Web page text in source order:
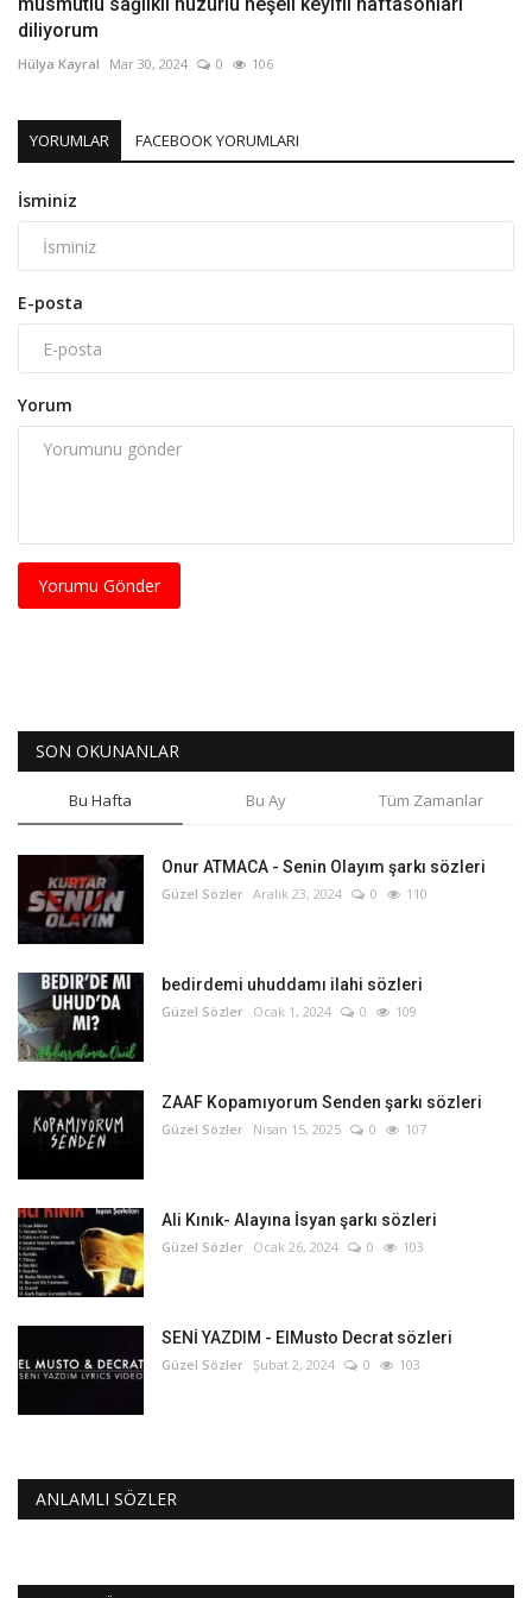
musmutlu sağlıklı huzurlu neşeli keyifli haftasonları
diliyorum
Hülya Kayral Mar 30, 2024 0 106
YORUMLAR FACEBOOK YORUMLARI
İsminiz
E-posta
Yorum
Yorumu Gönder
SON OKUNANLAR
Bu Hafta Bu Ay Tüm Zamanlar
Onur ATMACA - Senin Olayım şarkı sözleri
Güzel Sözler Aralık 23, 2024 0 110
bedirdemi uhuddamı ilahi sözleri
Güzel Sözler Ocak 1, 2024 0 109
ZAAF Kopamıyorum Senden şarkı sözleri
Güzel Sözler Nisan 15, 2025 0 107
Ali Kınık- Alayına İsyan şarkı sözleri
Güzel Sözler Ocak 26, 2024 0 103
SENİ YAZDIM - ElMusto Decrat sözleri
Güzel Sözler Şubat 2, 2024 0 103
ANLAMLI SÖZLER